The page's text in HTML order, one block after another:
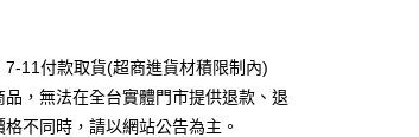
7-11付款取貨(超商進貨材積限制內)
品，無法在全台實體門市提供退款、退
不同時，請以網站公告為主。